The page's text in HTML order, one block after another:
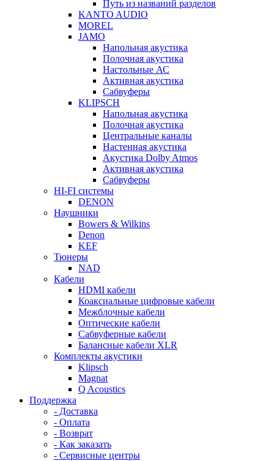
Путь из названий разделов
KANTO AUDIO
MOREL
JAMO
Напольная акустика
Полочная акустика
Настольные АС
Активная акустика
Сабвуферы
KLIPSCH
Напольная акустика
Полочная акустика
Центральные каналы
Настенная акустика
Акустика Dolby Atmos
Активная акустика
Сабвуферы
HI-FI системы
DENON
Наушники
Bowers & Wilkins
Denon
KEF
Тюнеры
NAD
Кабели
HDMI кабели
Коаксиальные цифровые кабели
Межблочные кабели
Оптические кабели
Сабвуферные кабели
Балансные кабели XLR
Комплекты акустики
Klipsch
Magnat
Q Acoustics
Поддержка
- Доставка
- Оплата
- Возврат
- Как заказать
- Сервисные центры